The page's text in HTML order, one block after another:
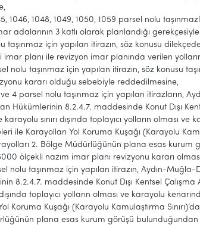
1046, 1048, 1049, 1050, 1059 parsel nolu
adalarının 3 katlı olarak planlandığı
taşınmaz için yapılan itirazın, söz konusu
imar planı ile revizyon imar planında verilen
nolu taşınmaz için yapılan itirazın, söz konusu
kararı olduğu sebebiyle reddedilmesine,
ve 4 parsel nolu taşınmaz için yapılan itirazların,
Hükümlerinin 8.2.4.7. maddesinde Konut Dışı
sınırı dışında toplayıcı yolların olması
ile Karayolları Yol Koruma Kuşağı (Karayolu
2. Bölge Müdürlüğünün plana esas
ölçekli nazım imar planı revizyonu kararı
nolu taşınmaz için yapılan itirazın, Aydın-
8.2.4.7. maddesinde Konut Dışı Kentsel
dışında toplayıcı yolların olması ve karayolu
Koruma Kuşağı (Karayolu Kamulaştırma
plana esas kurum görüşü